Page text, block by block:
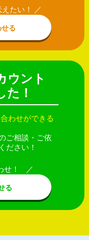
たい！
る
ウント
た！
わせができる
ご相談・ご依
ださい！
！
る